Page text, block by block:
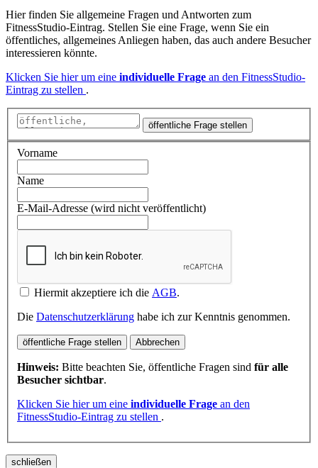
Hier finden Sie allgemeine Fragen und Antworten zum
FitnessStudio-Eintrag. Stellen Sie eine Frage, wenn Sie ein
öffentliches, allgemeines Anliegen haben, das auch andere Besucher
interessieren könnte.
Klicken Sie hier um eine individuelle Frage an den FitnessStudio-
Eintrag zu stellen .
öffentliche Frage stellen
Vorname
Name
E-Mail-Adresse (wird nicht veröffentlicht)
Hiermit akzeptiere ich die AGB.
Die Datenschutzerklärung habe ich zur Kenntnis genommen.
öffentliche Frage stellen Abbrechen
Hinweis: Bitte beachten Sie, öffentliche Fragen sind für alle
Besucher sichtbar.
Klicken Sie hier um eine individuelle Frage an den
FitnessStudio-Eintrag zu stellen .
schließen